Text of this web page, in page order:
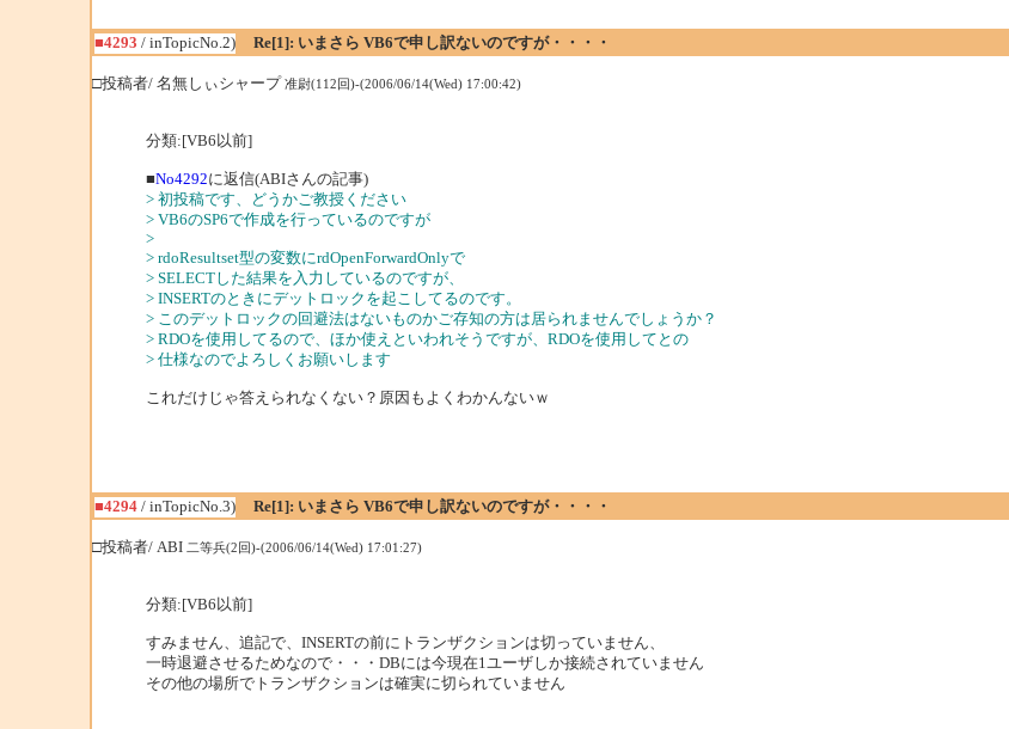
■4293 / inTopicNo.2)
Re[1]: いまさら VB6で申し訳ないのですが・・・・
□投稿者/ 名無しぃシャープ 准尉(112回)-(2006/06/14(Wed) 17:00:42)
分類:[VB6以前]
■No4292に返信(ABIさんの記事)
> 初投稿です、どうかご教授ください
> VB6のSP6で作成を行っているのですが
>
> rdoResultset型の変数にrdOpenForwardOnlyで
> SELECTした結果を入力しているのですが、
> INSERTのときにデットロックを起こしてるのです。
> このデットロックの回避法はないものかご存知の方は居られませんでしょうか？
> RDOを使用してるので、ほか使えといわれそうですが、RDOを使用してとの
> 仕様なのでよろしくお願いします
これだけじゃ答えられなくない？原因もよくわかんないｗ
■4294/ inTopicNo.3)
Re[1]: いまさら VB6で申し訳ないのですが・・・・
□投稿者/ ABI 二等兵(2回)-(2006/06/14(Wed) 17:01:27)
分類:[VB6以前]
すみません、追記で、INSERTの前にトランザクションは切っていません、
一時退避させるためなので・・・DBには今現在1ユーザしか接続されていません
その他の場所でトランザクションは確実に切られていません